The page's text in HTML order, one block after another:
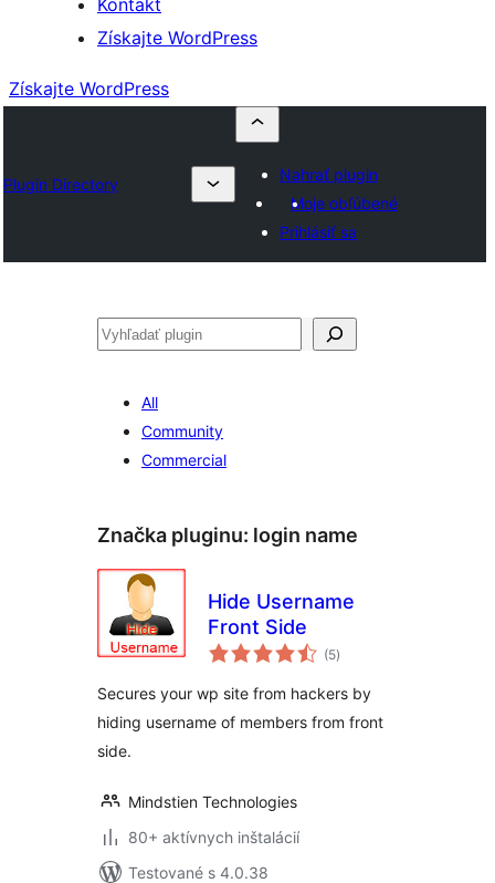
Kontakt
Získajte WordPress
Získajte WordPress
Plugin Directory
Nahrať plugin
Moje obľúbené
Prihlásiť sa
Hľadať
All
Community
Commercial
Značka pluginu: login name
Hide Username
Front Side
(5celkové
hodnotenie
)
Secures your wp site from hackers by
hiding username of members from front
side.
Mindstien Technologies
80+ aktívnych inštalácií
Testované s 4.0.38